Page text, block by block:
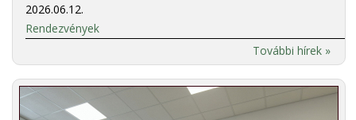
2026.06.12.
Rendezvények
További hírek »